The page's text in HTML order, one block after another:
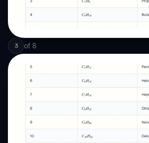
3 of 8